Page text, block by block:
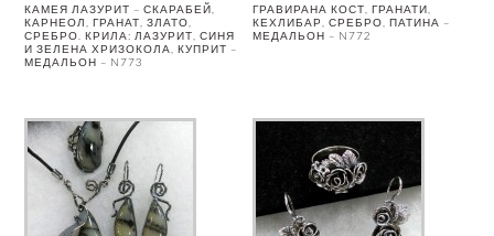
КАМЕЯ ЛАЗУРИТ – СКАРАБЕЙ,
КАРНЕОЛ, ГРАНАТ, ЗЛАТО,
СРЕБРО. КРИЛА: ЛАЗУРИТ, СИНЯ
И ЗЕЛЕНА ХРИЗОКОЛА, КУПРИТ –
МЕДАЛЬОН – N773
ГРАВИРАНА КОСТ, ГРАНАТИ,
КЕХЛИБАР, СРЕБРО, ПАТИНА –
МЕДАЛЬОН – N772